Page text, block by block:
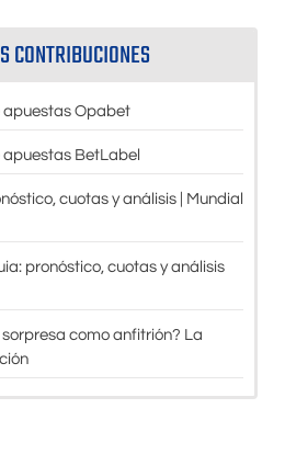
CONTRIBUCIONES
apuestas Opabet
apuestas BetLabel
cuotas y análisis | Mundial
pronóstico, cuotas y análisis
como anfitrión? La